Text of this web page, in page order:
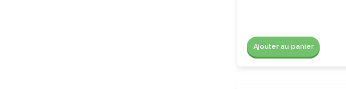
Ajouter au panier